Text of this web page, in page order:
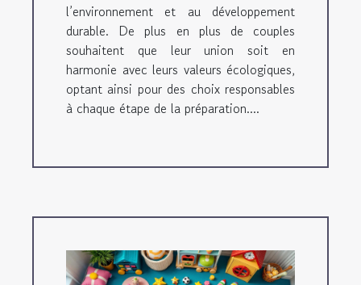
l’environnement et au développement
durable. De plus en plus de couples
souhaitent que leur union soit en
harmonie avec leurs valeurs écologiques,
optant ainsi pour des choix responsables
à chaque étape de la préparation....